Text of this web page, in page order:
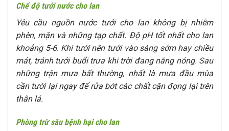
Chế độ tưới nước cho lan
Yêu cầu nguồn nước tưới cho lan không bị nhiễm
phèn, mặn và những tạp chất. Độ pH tốt nhất cho lan
khoảng 5-6. Khi tưới nên tưới vào sáng sớm hay chiều
mát, tránh tưới buổi trưa khi trời đang nắng nóng. Sau
những trận mưa bất thường, nhất là mưa đầu mùa
cần tưới lại ngay để rửa bớt các chất cặn đọng lại trên
thân lá.
Phòng trừ sâu bệnh hại cho lan